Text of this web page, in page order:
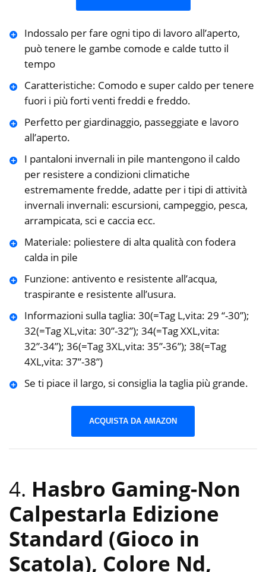
Indossalo per fare ogni tipo di lavoro all’aperto,
può tenere le gambe comode e calde tutto il
tempo
Caratteristiche: Comodo e super caldo per tenere
fuori i più forti venti freddi e freddo.
Perfetto per giardinaggio, passeggiate e lavoro
all’aperto.
I pantaloni invernali in pile mantengono il caldo
per resistere a condizioni climatiche
estremamente fredde, adatte per i tipi di attività
invernali invernali: escursioni, campeggio, pesca,
arrampicata, sci e caccia ecc.
Materiale: poliestere di alta qualità con fodera
calda in pile
Funzione: antivento e resistente all’acqua,
traspirante e resistente all’usura.
Informazioni sulla taglia: 30(=Tag L,vita: 29 “-30”);
32(=Tag XL,vita: 30”-32”); 34(=Tag XXL,vita:
32”-34”); 36(=Tag 3XL,vita: 35”-36”); 38(=Tag
4XL,vita: 37”-38”)
Se ti piace il largo, si consiglia la taglia più grande.
ACQUISTA DA AMAZON
4. Hasbro Gaming-Non
Calpestarla Edizione
Standard (Gioco in
Scatola), Colore Nd,